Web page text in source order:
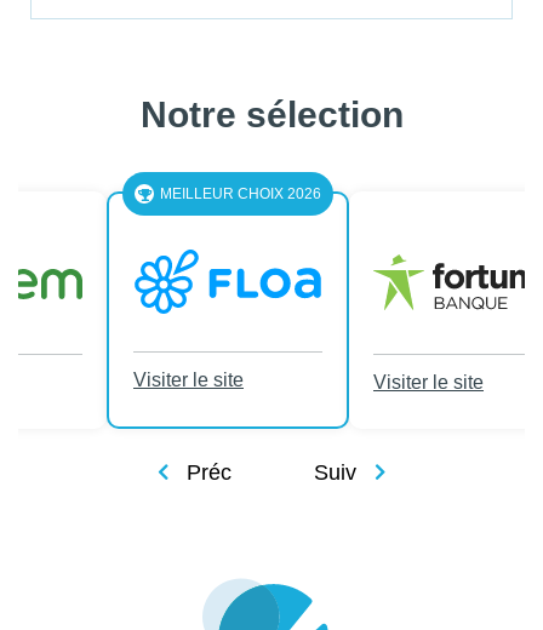
Notre sélection
CHOIX 2026
Visiter le site Visiter le site
Préc Suiv